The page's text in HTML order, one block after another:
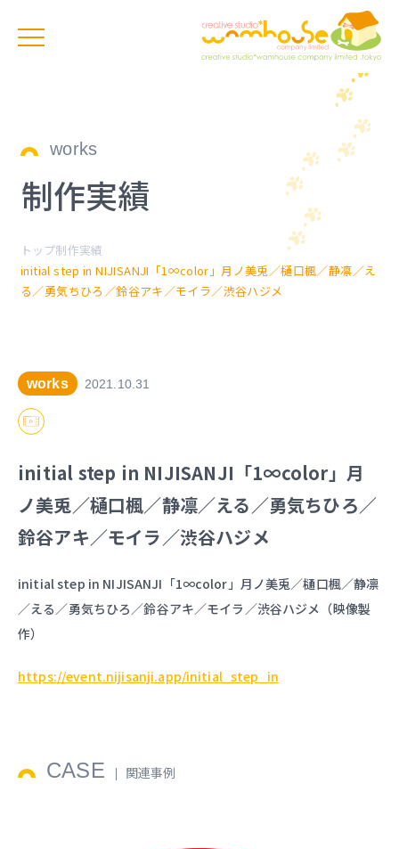
works
制作実績
トップ制作実績
initial step in NIJISANJI「1∞color」月ノ美兎／樋口楓／静凛／え
る／勇気ちひろ／鈴谷アキ／モイラ／渋谷ハジメ
works 2021.10.31
initial step in NIJISANJI「1∞color」月
ノ美兎／樋口楓／静凛／える／勇気ちひろ／
鈴谷アキ／モイラ／渋谷ハジメ
initial step in NIJISANJI「1∞color」月ノ美兎／樋口楓／静凛
／える／勇気ちひろ／鈴谷アキ／モイラ／渋谷ハジメ（映像製
作）
https://event.nijisanji.app/initial_step_in
CASE 関連事例